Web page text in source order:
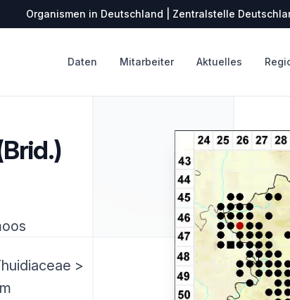
Organismen in Deutschland | Zentralstelle
Daten Mitarbeiter Aktuelles
>